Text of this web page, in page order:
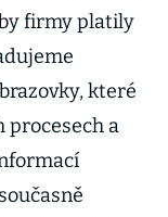
firmy platily
které
procesech a